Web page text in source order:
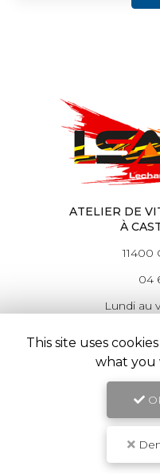
ATELIER DE
À
11400
04
Lundi au
This site uses
what you